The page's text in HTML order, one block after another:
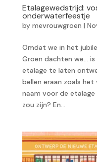
Etalagewedstrijd:
onderwaterfeestje
by mevrouwgroen |
Omdat we in het
Groen dachten we…
etalage te laten
bellen eraan zoals
naam voor de
zou zijn? En...